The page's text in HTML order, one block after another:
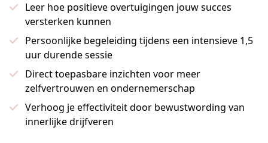
Leer hoe positieve overtuigingen jouw succes
versterken kunnen
Persoonlijke begeleiding tijdens een intensieve 1,5
uur durende sessie
Direct toepasbare inzichten voor meer
zelfvertrouwen en ondernemerschap
Verhoog je effectiviteit door bewustwording van
innerlijke drijfveren